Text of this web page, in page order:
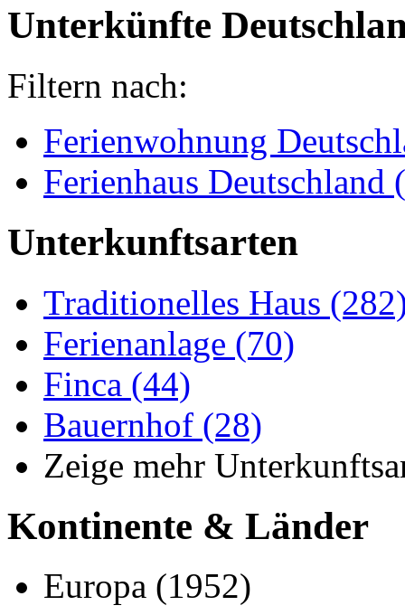
Unterkünfte
Filtern nach:
Ferienwohnung
Ferienhaus Deutschland
Unterkunftsarten
Traditionelles Haus
Ferienanlage (70)
Finca (44)
Bauernhof (28)
Zeige mehr
Kontinente & Länder
Europa (1952)